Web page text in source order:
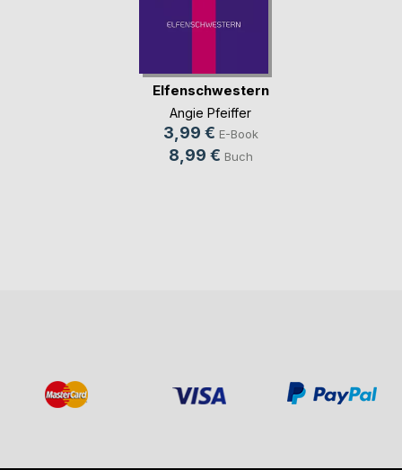
Elfenschwestern
Angie Pfeiffer
3,99 € E-Book
8,99 € Buch